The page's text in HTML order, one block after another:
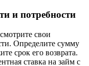
и потребности
свои
Определите сумму
срок его возврата.
ставка на займ с